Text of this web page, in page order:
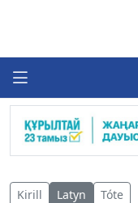
Kirill Latyn Tóte